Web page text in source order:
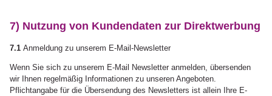
7) Nutzung von Kundendaten zur Direktwerbung
7.1 Anmeldung zu unserem E-Mail-Newsletter
Wenn Sie sich zu unserem E-Mail Newsletter anmelden, übersenden
wir Ihnen regelmäßig Informationen zu unseren Angeboten.
Pflichtangabe für die Übersendung des Newsletters ist allein Ihre E-